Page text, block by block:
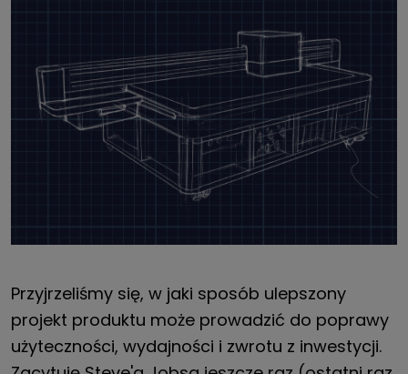
Przyjrzeliśmy się, w jaki sposób ulepszony
projekt produktu może prowadzić do poprawy
użyteczności, wydajności i zwrotu z inwestycji.